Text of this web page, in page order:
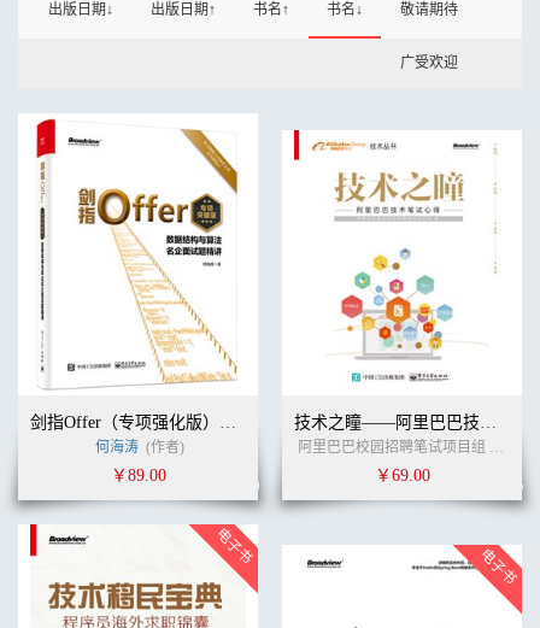
出版日期↓ 出版日期↑ 书名↑ 书名↓ 敬请期待
广受欢迎
剑指Offer（专项强化版）：数据结构与算法名企面试题精讲
何海涛 (作者)
￥89.00
技术之瞳——阿里巴巴技术笔试心得
阿里巴巴校园招聘笔试项目组(作者)
￥69.00